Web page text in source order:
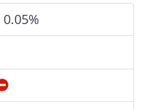
0.05%
Non